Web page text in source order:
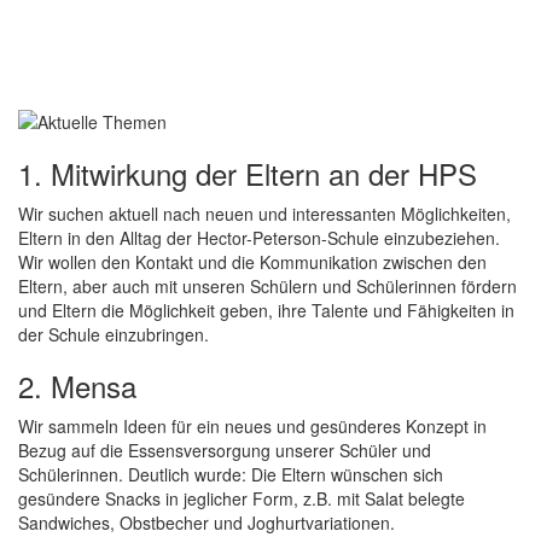
1. Mitwirkung der Eltern an der HPS
Wir suchen aktuell nach neuen und interessanten Möglichkeiten,
Eltern in den Alltag der Hector-Peterson-Schule einzubeziehen.
Wir wollen den Kontakt und die Kommunikation zwischen den
Eltern, aber auch mit unseren Schülern und Schülerinnen fördern
und Eltern die Möglichkeit geben, ihre Talente und Fähigkeiten in
der Schule einzubringen.
2. Mensa
Wir sammeln Ideen für ein neues und gesünderes Konzept in
Bezug auf die Essensversorgung unserer Schüler und
Schülerinnen. Deutlich wurde: Die Eltern wünschen sich
gesündere Snacks in jeglicher Form, z.B. mit Salat belegte
Sandwiches, Obstbecher und Joghurtvariationen.